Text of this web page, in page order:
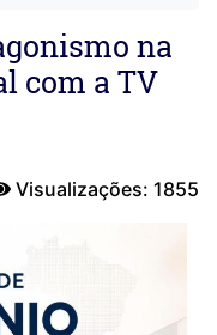
na
com a TV
Visualizações: 1855